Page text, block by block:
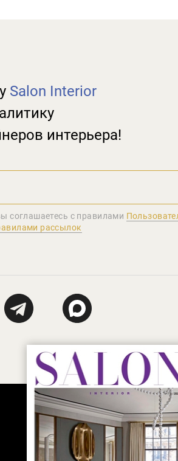
Salon Interior
интерьера!
соглашаетеcь с правилами
рассылок